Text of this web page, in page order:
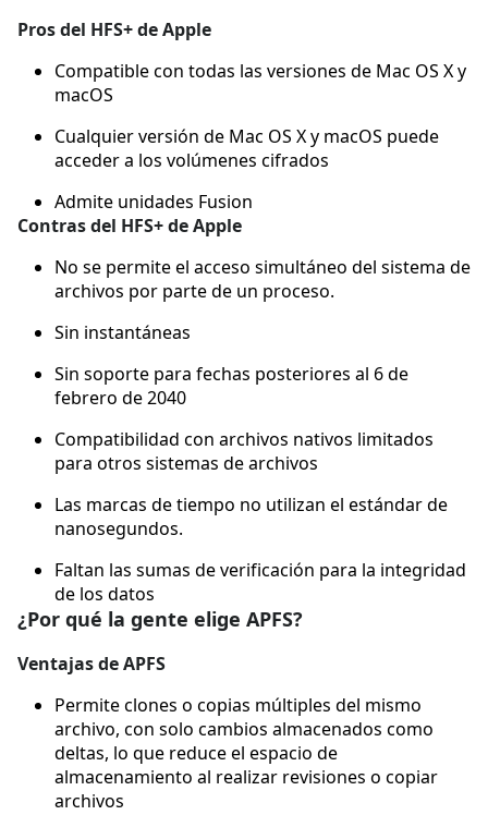
Pros del HFS+ de Apple
Compatible con todas las versiones de Mac OS X y
macOS
Cualquier versión de Mac OS X y macOS puede
acceder a los volúmenes cifrados
Admite unidades Fusion
Contras del HFS+ de Apple
No se permite el acceso simultáneo del sistema de
archivos por parte de un proceso.
Sin instantáneas
Sin soporte para fechas posteriores al 6 de
febrero de 2040
Compatibilidad con archivos nativos limitados
para otros sistemas de archivos
Las marcas de tiempo no utilizan el estándar de
nanosegundos.
Faltan las sumas de verificación para la integridad
de los datos
¿Por qué la gente elige APFS?
Ventajas de APFS
Permite clones o copias múltiples del mismo
archivo, con solo cambios almacenados como
deltas, lo que reduce el espacio de
almacenamiento al realizar revisiones o copiar
archivos